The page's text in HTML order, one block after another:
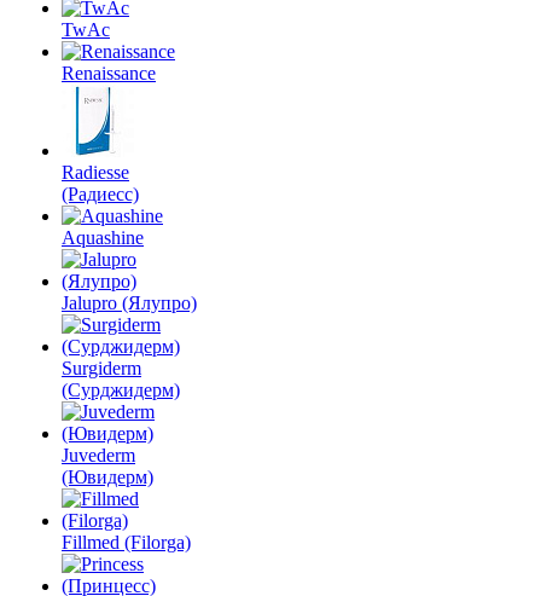
TwAc
Renaissance
Radiesse
(Радиесс)
Aquashine
Jalupro (Ялупро)
Surgiderm
(Сурджидерм)
Juvederm
(Ювидерм)
Fillmed (Filorga)